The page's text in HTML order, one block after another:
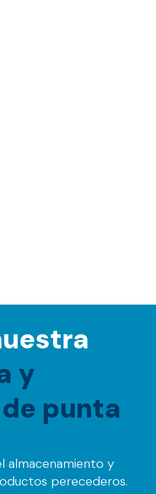
y
punta
almacenamiento y
perecederos.